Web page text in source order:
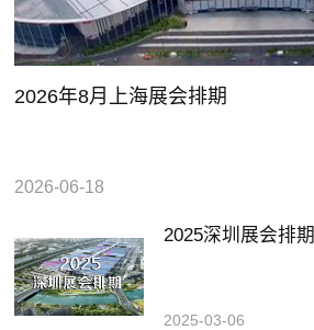
2026年8月上海展会排期
2026-06-18
2025深圳展会排期
2025-03-06